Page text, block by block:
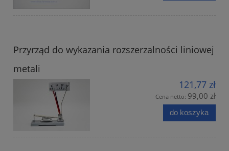
Przyrząd do wykazania rozszerzalności liniowej
metali
121,77 zł
Cena netto: 99,00 zł
do koszyka